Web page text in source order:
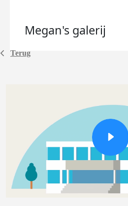
Terug
Megan's galerij